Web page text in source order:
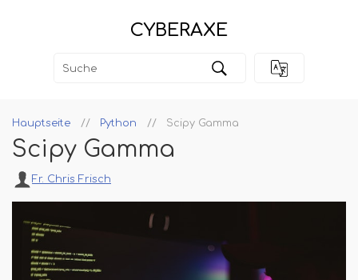
CYBERAXE
Hauptseite Python Scipy Gamma
Scipy Gamma
Fr. Chris Frisch